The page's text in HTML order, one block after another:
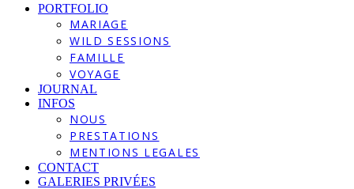
PORTFOLIO
MARIAGE
WILD SESSIONS
FAMILLE
VOYAGE
JOURNAL
INFOS
NOUS
PRESTATIONS
MENTIONS LEGALES
CONTACT
GALERIES PRIVÉES